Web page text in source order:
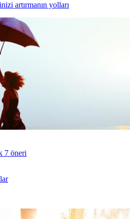
artırmanın yolları
7 öneri